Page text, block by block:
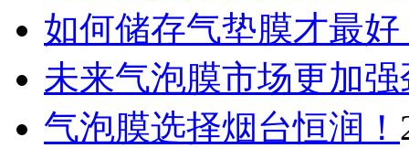
如何储存气垫膜才最好
未来气泡膜市场更加强
气泡膜选择烟台恒润！